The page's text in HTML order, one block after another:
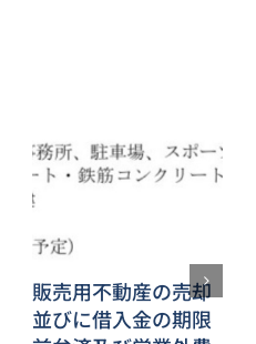
販売用不動産の売却
並びに借入金の期限